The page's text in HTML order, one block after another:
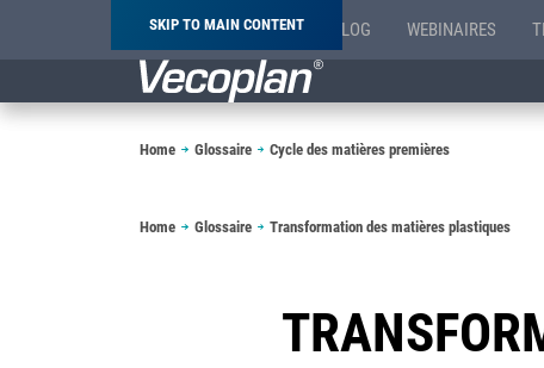
SKIP TO MAIN CONTENT BLOG WEBINAIRES
Breadcrumb
Home Glossaire Cycle des matières premières
Breadcrumb
Home Glossaire Transformation des matières plastiques